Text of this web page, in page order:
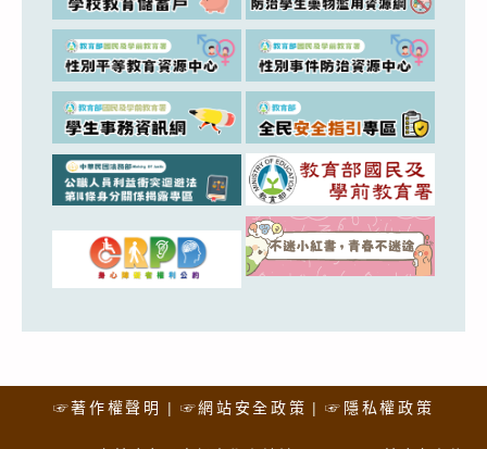
☞著作權聲明 ☞網站安全政策 ☞隱私權政策